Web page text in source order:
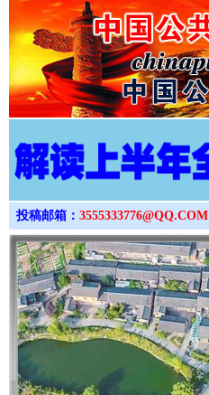
投稿邮箱： 3555333776@QQ.COM